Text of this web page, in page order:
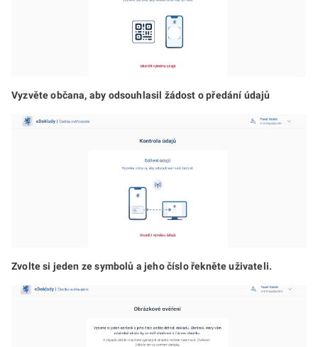
Vyzvěte občana, aby odsouhlasil žádost o předání údajů
Zvolte si jeden ze symbolů a jeho číslo řekněte uživateli.